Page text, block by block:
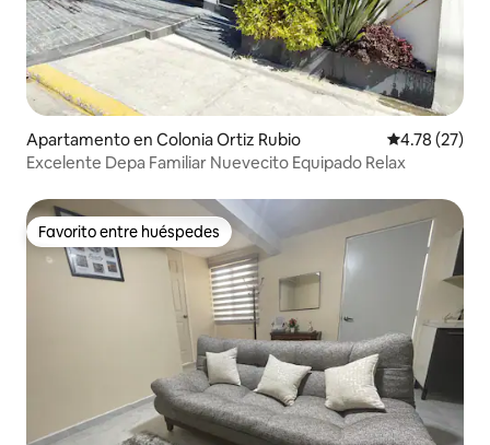
Apartamento en Colonia Ortiz Rubio Calificación
4.78 (27)
Excelente Depa Familiar Nuevecito Equipado Relax
Favorito entre huéspedes
Favorito entre huéspedes